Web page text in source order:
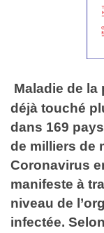
Maladie de
déjà touché
dans 169
de milliers de
Coronavirus
manifeste à
niveau de
infectée.